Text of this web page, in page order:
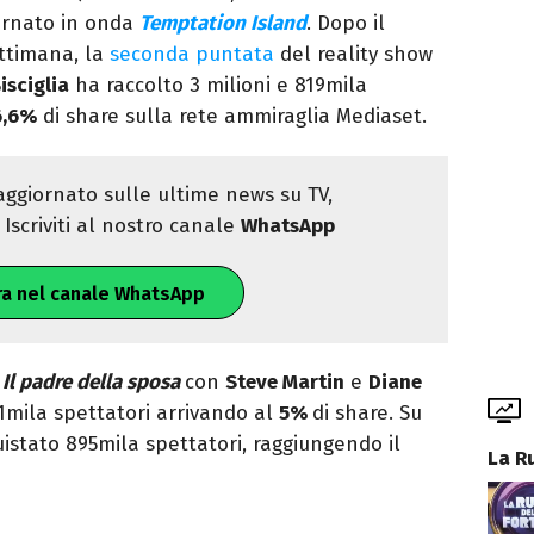
in onda Temptation Island. Dopo il
la seconda puntata del reality show
ha raccolto 3 milioni e 819mila
di share sulla rete ammiraglia Mediaset.
sulle ultime news su TV,
Iscriviti al nostro canaleWhatsApp
nel canale WhatsApp
Il padre della sposacon Steve Martin e Diane
spettatori arrivando al 5% di share. Su
895mila spettatori, raggiungendo il
La